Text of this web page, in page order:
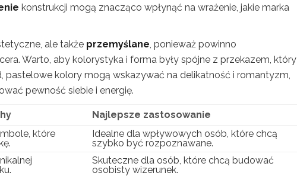
konstrukcji mogą znacząco wpłynąć na wrażenie, jakie marka
ale także przemyślane, ponieważ powinno
Warto, aby kolorystyka i forma były spójne z przekazem, który
pastelowe kolory mogą wskazywać na delikatność i romantyzm,
pewność siebie i energię.
Najlepsze zastosowanie
które
Idealne dla wpływowych osób, które chcą
szybko być rozpoznawane.
Skuteczne dla osób, które chcą budować
osobisty wizerunek.